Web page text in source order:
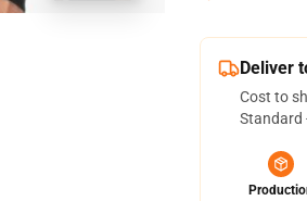
Deliver
Cost to
Standard